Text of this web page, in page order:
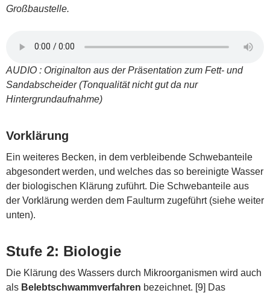
Großbaustelle.
AUDIO : Originalton aus der Präsentation zum Fett- und
Sandabscheider (Tonqualität nicht gut da nur
Hintergrundaufnahme)
Vorklärung
Ein weiteres Becken, in dem verbleibende Schwebanteile
abgesondert werden, und welches das so bereinigte Wasser
der biologischen Klärung zuführt. Die Schwebanteile aus
der Vorklärung werden dem Faulturm zugeführt (siehe weiter
unten).
Stufe 2: Biologie
Die Klärung des Wassers durch Mikroorganismen wird auch
als Belebtschwammverfahren bezeichnet. [9] Das